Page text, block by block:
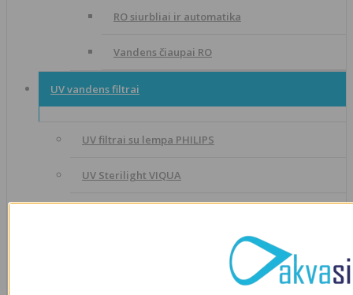
RO siurbliai ir automatika
Vandens čiaupai RO
UV vandens filtrai
UV filtrai su lempa PHILIPS
UV Sterilight VIQUA